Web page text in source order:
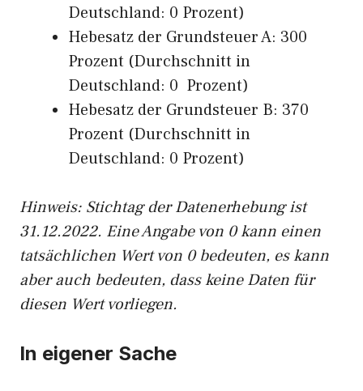
Deutschland: 0 Prozent)
Hebesatz der Grundsteuer A: 300
Prozent (Durchschnitt in
Deutschland: 0 Prozent)
Hebesatz der Grundsteuer B: 370
Prozent (Durchschnitt in
Deutschland: 0 Prozent)
Hinweis: Stichtag der Datenerhebung ist
31.12.2022. Eine Angabe von 0 kann einen
tatsächlichen Wert von 0 bedeuten, es kann
aber auch bedeuten, dass keine Daten für
diesen Wert vorliegen.
In eigener Sache